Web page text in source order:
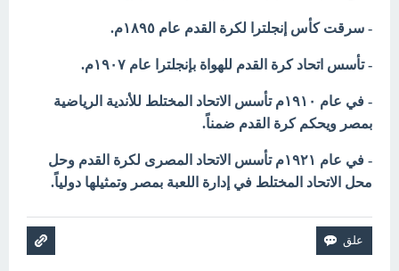
- سرقت كأس إنجلترا لكرة القدم عام ١٨٩٥م.
- تأسس اتحاد كرة القدم للهواة بإنجلترا عام ١٩٠٧م.
- في عام ۱۹۱۰م تأسس الاتحاد المختلط للأندية الرياضية
بمصر ويحكم كرة القدم ضمناً.
- في عام ١٩٢١م تأسس الاتحاد المصرى لكرة القدم وحل
محل الاتحاد المختلط في إدارة اللعبة بمصر وتمثيلها دولياً.